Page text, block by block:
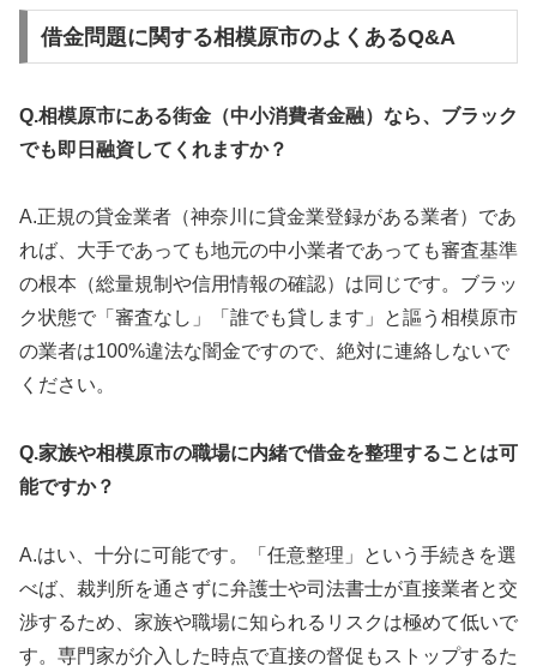
借金問題に関する相模原市のよくあるQ&A
Q.相模原市にある街金（中小消費者金融）なら、ブラック
でも即日融資してくれますか？
A.正規の貸金業者（神奈川に貸金業登録がある業者）であ
れば、大手であっても地元の中小業者であっても審査基準
の根本（総量規制や信用情報の確認）は同じです。ブラッ
ク状態で「審査なし」「誰でも貸します」と謳う相模原市
の業者は100%違法な闇金ですので、絶対に連絡しないで
ください。
Q.家族や相模原市の職場に内緒で借金を整理することは可
能ですか？
A.はい、十分に可能です。「任意整理」という手続きを選
べば、裁判所を通さずに弁護士や司法書士が直接業者と交
渉するため、家族や職場に知られるリスクは極めて低いで
す。専門家が介入した時点で直接の督促もストップするた